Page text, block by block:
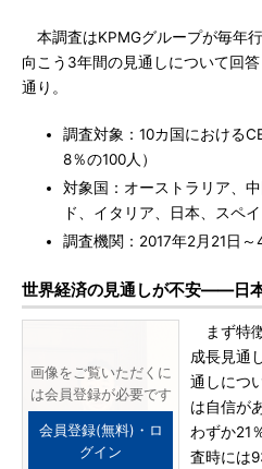
本調査はKPMGグループが毎年
向こう3年間の見通しについて回
通り。
調査対象：10カ国における
8％の100人）
対象国：オーストラリア、
ド、イタリア、日本、スペ
調査機関：2017年2月21日～
世界経済の見通しが不安――日
画像をご覧いただくに
は会員登録が必要です
会員登録(無料)・ロ
グイン
まず特
成長見通
通しにつ
は自信が
わずか21
査時には